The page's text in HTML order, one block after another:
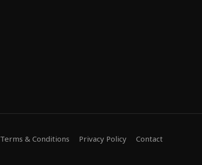
Terms & Conditions Privacy Policy Contact